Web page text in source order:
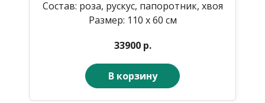
Состав: роза, рускус, папоротник, хвоя
Размер: 110 х 60 см
33900 р.
В корзину